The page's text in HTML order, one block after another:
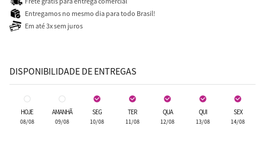
Entregamos no mesmo dia para todo Brasil!
Em até 3x sem juros
DISPONIBILIDADE DE ENTREGAS
HOJE
08/08
AMANHÃ
09/08
SEG
10/08
TER
11/08
QUA
12/08
QUI
13/08
SEX
14/08